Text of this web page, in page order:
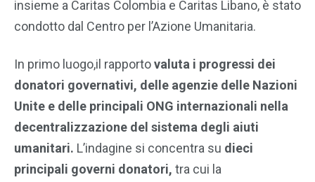
insieme a Caritas Colombia e Caritas Libano, è stato
condotto dal Centro per l’Azione Umanitaria.
In primo luogo,il rapportovaluta i progressi dei
donatori governativi, delle agenzie delle Nazioni
Unite e delle principali ONG internazionali nella
decentralizzazione del sistema degli aiuti
umanitari. L’indagine si concentra su dieci
principali governi donatori, tra cui la